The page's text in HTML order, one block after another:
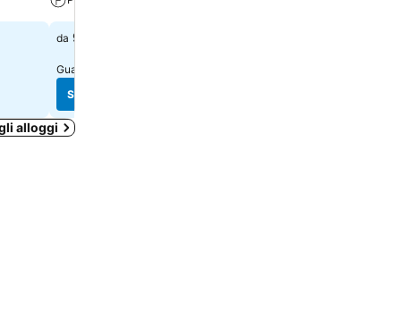
da 90 €
Guarda i prezzi di
Scopri i prezzi
alloggi